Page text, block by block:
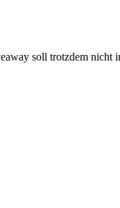
soll trotzdem nicht